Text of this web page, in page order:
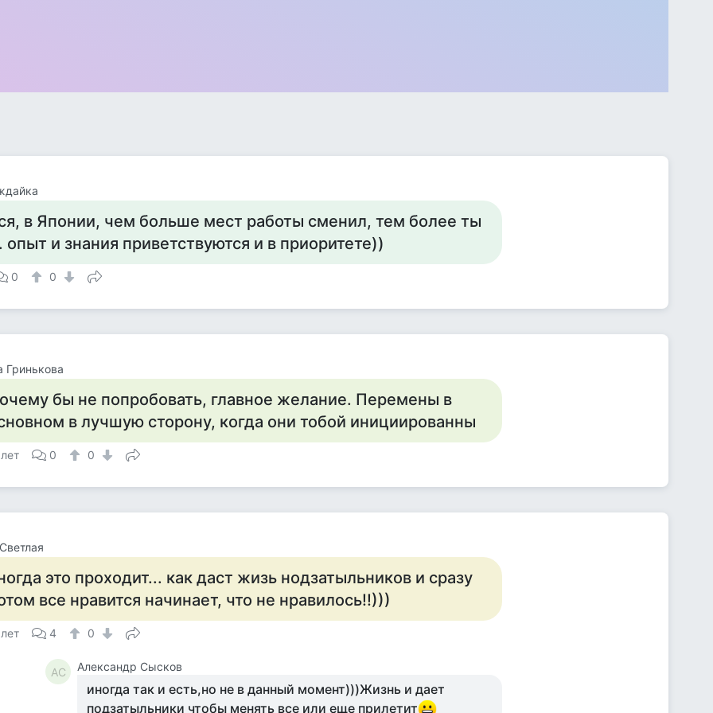
в Японии, чем больше мест работы сменил, тем более ты
опыт и знания приветствуются и в приоритете))
0 0
Гринькова
бы не попробовать, главное желание. Перемены в
в лучшую сторону, когда они тобой инициированны
0 0
это проходит... как даст жизь нодзатыльников и сразу
все нравится начинает, что не нравилось!!)))
4 0
АС Александр Сысков
иногда так и есть,но не в данный момент)))Жизнь и дает
подзатыльники чтобы менять все или еще прилетит